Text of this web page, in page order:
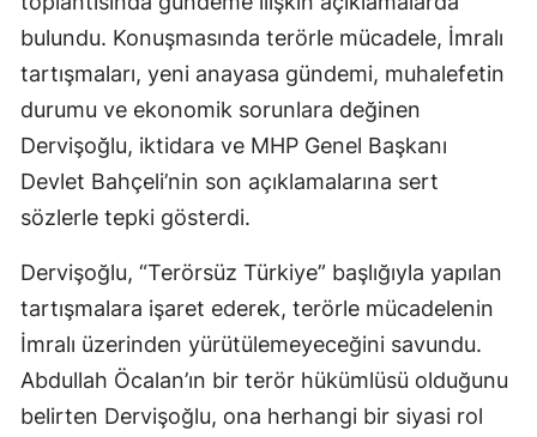
bulundu. Konuşmasında terörle mücadele, İmralı
tartışmaları, yeni anayasa gündemi, muhalefetin
durumu ve ekonomik sorunlara değinen
Dervişoğlu, iktidara ve MHP Genel Başkanı
Devlet Bahçeli’nin son açıklamalarına sert
sözlerle tepki gösterdi.
Dervişoğlu, “Terörsüz Türkiye” başlığıyla yapılan
tartışmalara işaret ederek, terörle mücadelenin
İmralı üzerinden yürütülemeyeceğini savundu.
Abdullah Öcalan’ın bir terör hükümlüsü olduğunu
belirten Dervişoğlu, ona herhangi bir siyasi rol